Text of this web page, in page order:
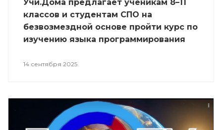
Учи.Дома предлагает ученикам 8–11
классов и студентам СПО на
безвозмездной основе пройти курс по
изучению языка программирования
продвинутого уровня сложности.
14 сентября 2025